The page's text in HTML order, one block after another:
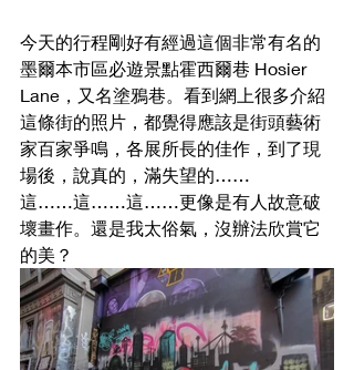
今天的行程剛好有經過這個非常有名的
墨爾本市區必遊景點霍西爾巷 Hosier
Lane，又名塗鴉巷。看到網上很多介紹
這條街的照片，都覺得應該是街頭藝術
家百家爭鳴，各展所長的佳作，到了現
場後，說真的，滿失望的……
這……這……這……更像是有人故意破
壞畫作。還是我太俗氣，沒辦法欣賞它
的美？